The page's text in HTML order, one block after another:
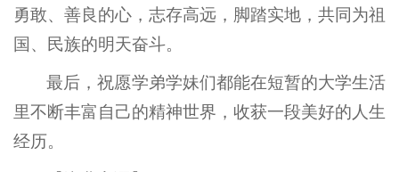
勇敢、善良的心，志存高远，脚踏实地，共同为祖
国、民族的明天奋斗。
最后，祝愿学弟学妹们都能在短暂的大学生活
里不断丰富自己的精神世界，收获一段美好的人生
经历。